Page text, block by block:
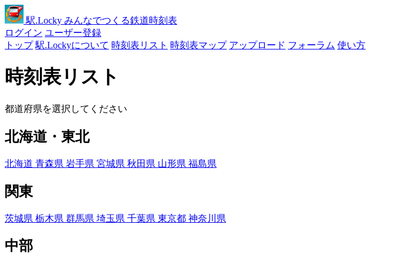
駅.Locky みんなでつくる鉄道時刻表
ログイン ユーザー登録
トップ 駅.Lockyについて 時刻表リスト 時刻表マップ アップロード フォーラム 使い方
時刻表リスト
都道府県を選択してください
北海道・東北
北海道 青森県 岩手県 宮城県 秋田県 山形県 福島県
関東
茨城県 栃木県 群馬県 埼玉県 千葉県 東京都 神奈川県
中部